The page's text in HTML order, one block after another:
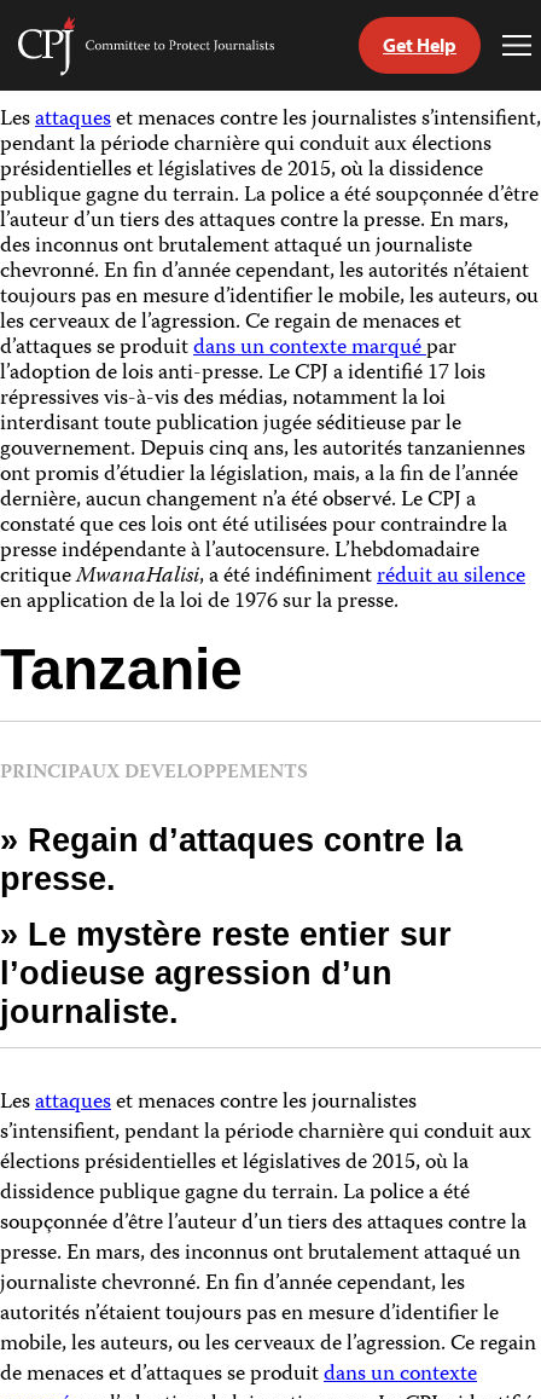
Skip
to
content
Committee
Journalists
Get Help
Lesattaqueset menaces contre les journalistes s’intensifient,
pendant la période charnière qui conduit aux élections
présidentielles et législatives de 2015, où la dissidence
publique gagne du terrain. La police a été soupçonnée d’être
l’auteur d’un tiers des attaques contre la presse. En mars,
des inconnus ont brutalement attaqué un journaliste
chevronné. En fin d’année cependant, les autorités n’étaient
toujours pas en mesure d’identifier le mobile, les auteurs, ou
les cerveaux de l’agression. Ce regain de menaces et
d’attaques se produitdans un contexte marquépar
l’adoption de lois anti-presse. Le CPJ a identifié 17 lois
répressives vis-à-vis des médias, notamment la loi
interdisant toute publication jugée séditieuse par le
gouvernement. Depuis cinq ans, les autorités tanzaniennes
ont promis d’étudier la législation, mais, a la fin de l’année
dernière, aucun changement n’a été observé. Le CPJ a
constaté que ces lois ont été utilisées pour contraindre la
presse indépendante à l’autocensure. L’hebdomadaire
critiqueMwanaHalisi, a été indéfinimentréduit au silence
en application de la loi de 1976 sur la presse.
Tanzanie
PRINCIPAUX DEVELOPPEMENTS
» Regain d’attaques contre la
presse.
» Le mystère reste entier sur
l’odieuse agression d’un
journaliste.
Lesattaqueset menaces contre les journalistes
s’intensifient, pendant la période charnière qui conduit aux
élections présidentielles et législatives de 2015, où la
dissidence publique gagne du terrain. La police a été
soupçonnée d’être l’auteur d’un tiers des attaques contre la
presse. En mars, des inconnus ont brutalement attaqué un
journaliste chevronné. En fin d’année cependant, les
autorités n’étaient toujours pas en mesure d’identifier le
mobile, les auteurs, ou les cerveaux de l’agression. Ce regain
de menaces et d’attaques se produitdans un contexte